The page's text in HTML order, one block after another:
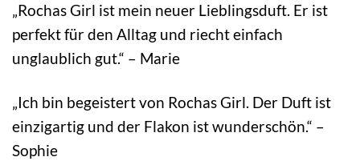
„Rochas Girl ist mein neuer Lieblingsduft. Er ist
perfekt für den Alltag und riecht einfach
unglaublich gut.“ – Marie
„Ich bin begeistert von Rochas Girl. Der Duft ist
einzigartig und der Flakon ist wunderschön.“ –
Sophie